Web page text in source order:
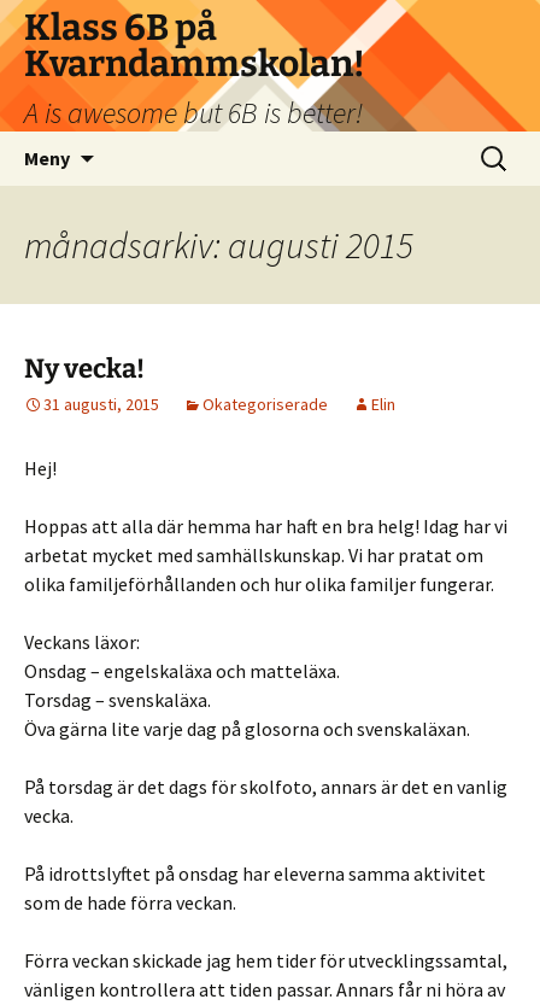
Klass 6B på
Kvarndammskolan!
A is awesome but 6B is better!
Meny
Sök
efter:
månadsarkiv: augusti 2015
Ny vecka!
31 augusti, 2015 Okategoriserade Elin
Hej!
Hoppas att alla där hemma har haft en bra helg! Idag har vi
arbetat mycket med samhällskunskap. Vi har pratat om
olika familjeförhållanden och hur olika familjer fungerar.
Veckans läxor:
Onsdag – engelskaläxa och matteläxa.
Torsdag – svenskaläxa.
Öva gärna lite varje dag på glosorna och svenskaläxan.
På torsdag är det dags för skolfoto, annars är det en vanlig
vecka.
På idrottslyftet på onsdag har eleverna samma aktivitet
som de hade förra veckan.
Förra veckan skickade jag hem tider för utvecklingssamtal,
vänligen kontrollera att tiden passar. Annars får ni höra av